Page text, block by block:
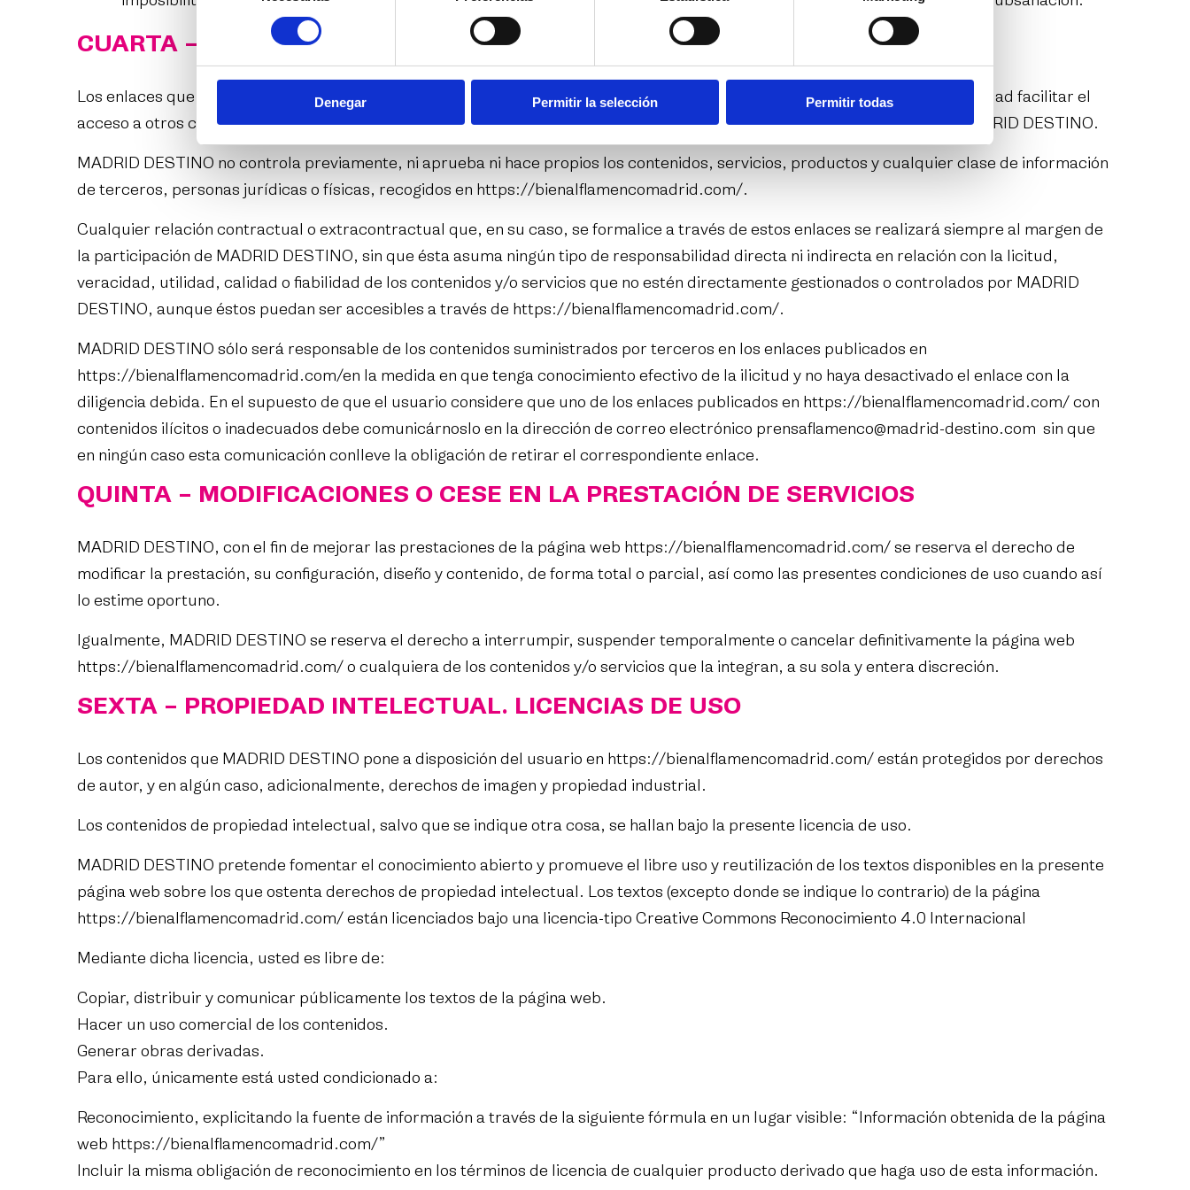
consentimiento
Denegar Permitir la selección Permitir todas
CUARTA – ENLACES. RESPONSABILIDAD DE TERCEROS
Los enlaces que MADRID DESTINO pone a disposición del usuario en https://bienalflamencomadrid.com/, tienen como finalidad facilitar el
acceso a otros contenidos y/o servicios que pudieran ser de su interés, no estando éstos gestionados ni controlados por MADRID DESTINO.
MADRID DESTINO no controla previamente, ni aprueba ni hace propios los contenidos, servicios, productos y cualquier clase de información
de terceros, personas jurídicas o físicas, recogidos en https://bienalflamencomadrid.com/.
Cualquier relación contractual o extracontractual que, en su caso, se formalice a través de estos enlaces se realizará siempre al margen de
la participación de MADRID DESTINO, sin que ésta asuma ningún tipo de responsabilidad directa ni indirecta en relación con la licitud,
veracidad, utilidad, calidad o fiabilidad de los contenidos y/o servicios que no estén directamente gestionados o controlados por MADRID
DESTINO, aunque éstos puedan ser accesibles a través de https://bienalflamencomadrid.com/.
MADRID DESTINO sólo será responsable de los contenidos suministrados por terceros en los enlaces publicados en
https://bienalflamencomadrid.com/en la medida en que tenga conocimiento efectivo de la ilicitud y no haya desactivado el enlace con la
diligencia debida. En el supuesto de que el usuario considere que uno de los enlaces publicados en https://bienalflamencomadrid.com/ con
contenidos ilícitos o inadecuados debe comunicárnoslo en la dirección de correo electrónico prensaflamenco@madrid-destino.com sin que
en ningún caso esta comunicación conlleve la obligación de retirar el correspondiente enlace.
QUINTA – MODIFICACIONES O CESE EN LA PRESTACIÓN DE SERVICIOS
MADRID DESTINO, con el fin de mejorar las prestaciones de la página web https://bienalflamencomadrid.com/ se reserva el derecho de
modificar la prestación, su configuración, diseño y contenido, de forma total o parcial, así como las presentes condiciones de uso cuando así
lo estime oportuno.
Igualmente, MADRID DESTINO se reserva el derecho a interrumpir, suspender temporalmente o cancelar definitivamente la página web
https://bienalflamencomadrid.com/ o cualquiera de los contenidos y/o servicios que la integran, a su sola y entera discreción.
SEXTA – PROPIEDAD INTELECTUAL. LICENCIAS DE USO
Los contenidos que MADRID DESTINO pone a disposición del usuario en https://bienalflamencomadrid.com/ están protegidos por derechos
de autor, y en algún caso, adicionalmente, derechos de imagen y propiedad industrial.
Los contenidos de propiedad intelectual, salvo que se indique otra cosa, se hallan bajo la presente licencia de uso.
MADRID DESTINO pretende fomentar el conocimiento abierto y promueve el libre uso y reutilización de los textos disponibles en la presente
página web sobre los que ostenta derechos de propiedad intelectual. Los textos (excepto donde se indique lo contrario) de la página
https://bienalflamencomadrid.com/ están licenciados bajo una licencia-tipo Creative Commons Reconocimiento 4.0 Internacional
Mediante dicha licencia, usted es libre de:
Copiar, distribuir y comunicar públicamente los textos de la página web.
Hacer un uso comercial de los contenidos.
Generar obras derivadas.
Para ello, únicamente está usted condicionado a:
Reconocimiento, explicitando la fuente de información a través de la siguiente fórmula en un lugar visible: “Información obtenida de la página
web https://bienalflamencomadrid.com/”
Incluir la misma obligación de reconocimiento en los términos de licencia de cualquier producto derivado que haga uso de esta información.